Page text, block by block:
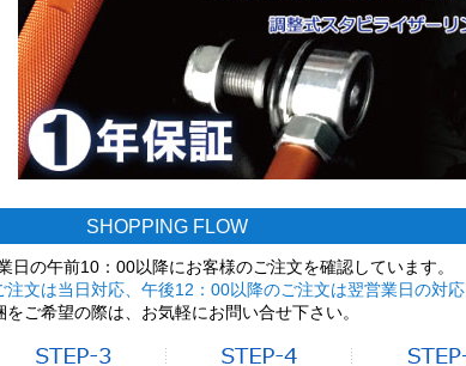
SHOPPING FLOW
日の午前10：00以降にお客様のご注文を確認しています。
注文は当日対応、午後12：00以降のご注文は翌営業日の対応
をご希望の際は、お気軽にお問い合せ下さい。